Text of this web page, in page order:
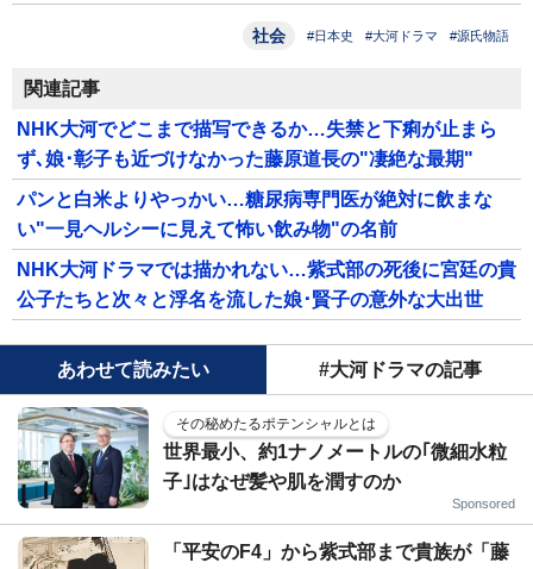
社会 #日本史 #大河ドラマ #源氏物語
関連記事
NHK大河でどこまで描写できるか…失禁と下痢が止まら
ず､娘･彰子も近づけなかった藤原道長の"凄絶な最期"
パンと白米よりやっかい…糖尿病専門医が絶対に飲まな
い"一見ヘルシーに見えて怖い飲み物"の名前
NHK大河ドラマでは描かれない…紫式部の死後に宮廷の貴
公子たちと次々と浮名を流した娘･賢子の意外な大出世
あわせて読みたい #大河ドラマの記事
その秘めたるポテンシャルとは
世界最小、約1ナノメートルの｢微細水粒
子｣はなぜ髪や肌を潤すのか
Sponsored
「平安のF4」から紫式部まで貴族が「藤